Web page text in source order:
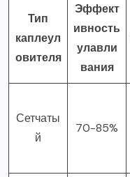
Тип
каплеул
овителя
Эффект
ивность
улавли
вания
Сетчаты
й
70-85%